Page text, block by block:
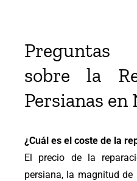
Preguntas
sobre la
Persianas en
¿Cuál es el coste de la
El precio de la
persiana, la magnitud